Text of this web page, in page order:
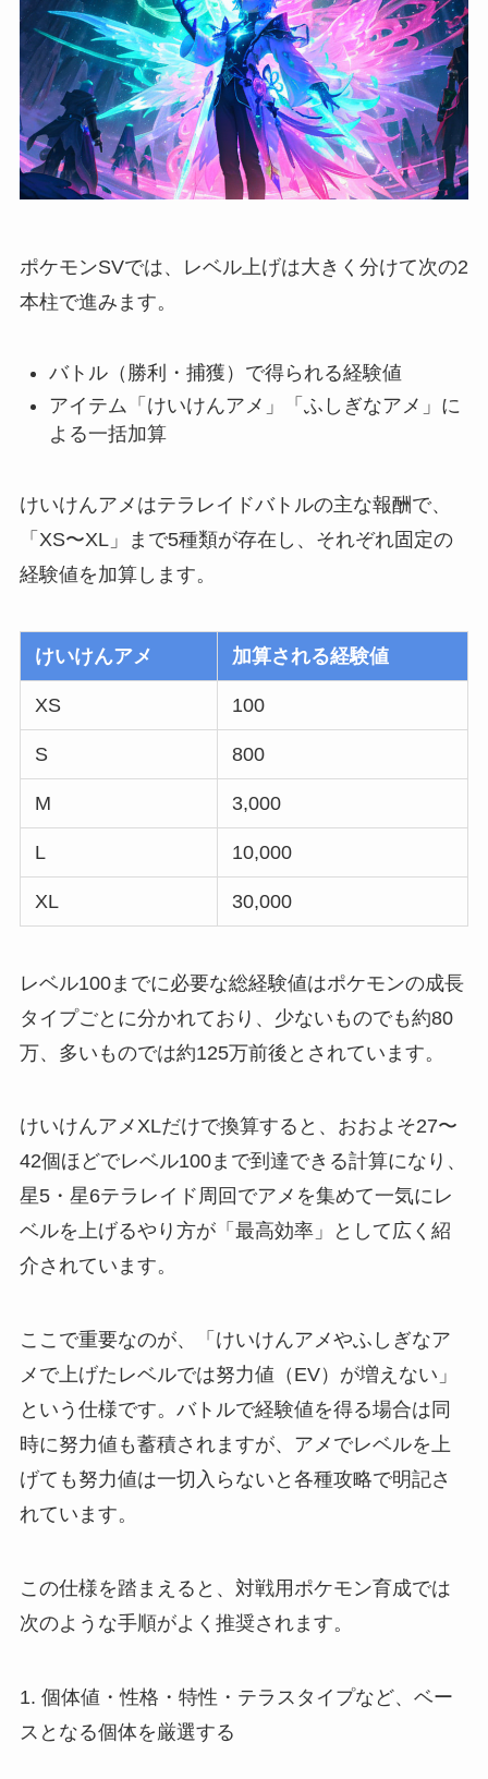
ポケモンSVでは、レベル上げは大きく分けて次の2
本柱で進みます。
バトル（勝利・捕獲）で得られる経験値
アイテム「けいけんアメ」「ふしぎなアメ」に
よる一括加算
けいけんアメはテラレイドバトルの主な報酬で、
「XS〜XL」まで5種類が存在し、それぞれ固定の
経験値を加算します。
けいけんアメ 加算される経験値
XS 100
S 800
M 3,000
L 10,000
XL 30,000
レベル100までに必要な総経験値はポケモンの成長
タイプごとに分かれており、少ないものでも約80
万、多いものでは約125万前後とされています。
けいけんアメXLだけで換算すると、おおよそ27〜
42個ほどでレベル100まで到達できる計算になり、
星5・星6テラレイド周回でアメを集めて一気にレ
ベルを上げるやり方が「最高効率」として広く紹
介されています。
ここで重要なのが、「けいけんアメやふしぎなア
メで上げたレベルでは努力値（EV）が増えない」
という仕様です。バトルで経験値を得る場合は同
時に努力値も蓄積されますが、アメでレベルを上
げても努力値は一切入らないと各種攻略で明記さ
れています。
この仕様を踏まえると、対戦用ポケモン育成では
次のような手順がよく推奨されます。
1. 個体値・性格・特性・テラスタイプなど、ベー
スとなる個体を厳選する